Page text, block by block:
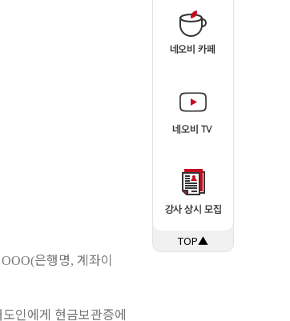
TOP▲
OOO(은행명, 계좌이
도인에게 현금보관증에